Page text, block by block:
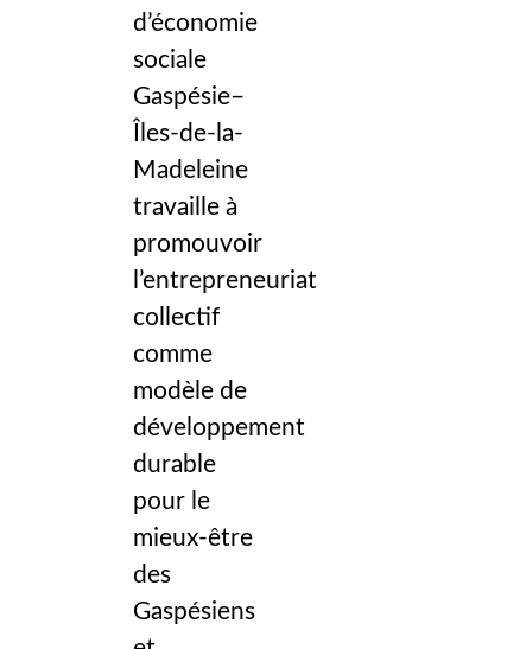
d’économie
sociale
Gaspésie–
Îles-de-la-
Madeleine
travaille à
promouvoir
l’entrepreneuriat
collectif
comme
modèle de
développement
durable
pour le
mieux-être
des
Gaspésiens